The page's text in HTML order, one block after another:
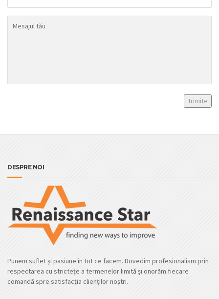
DESPRE NOI
Punem suflet și pasiune în tot ce facem. Dovedim profesionalism prin
respectarea cu strictețe a termenelor limită și onorăm fiecare
comandă spre satisfacția clienților noștri.